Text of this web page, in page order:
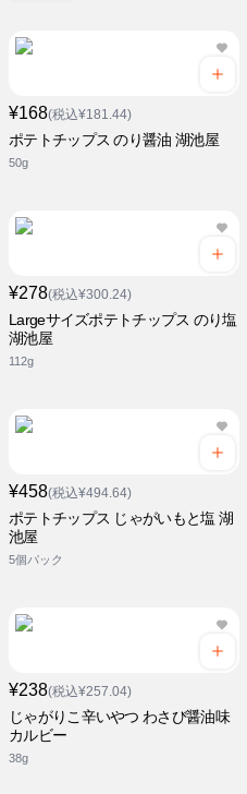
¥168(税込¥181.44)
ポテトチップス のり醤油 湖池屋
50g
¥278(税込¥300.24)
Largeサイズポテトチップス のり塩
湖池屋
112g
¥458(税込¥494.64)
ポテトチップス じゃがいもと塩 湖
池屋
5個パック
¥238(税込¥257.04)
じゃがりこ辛いやつ わさび醤油味
カルビー
38g